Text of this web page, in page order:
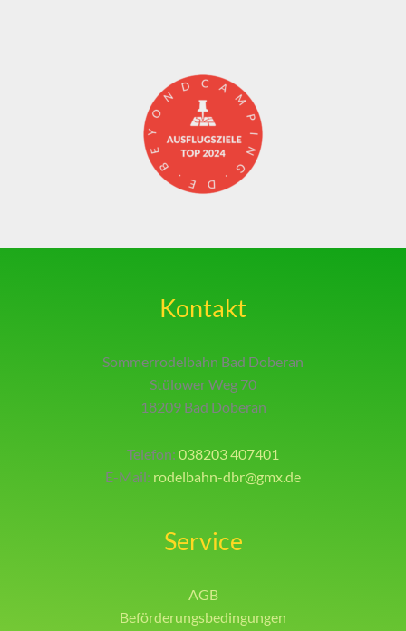
Kontakt
Sommerrodelbahn Bad Doberan
Stülower Weg 70
18209 Bad Doberan
Telefon: 038203 407401
E-Mail: rodelbahn-dbr@gmx.de
Service
AGB
Beförderungsbedingungen